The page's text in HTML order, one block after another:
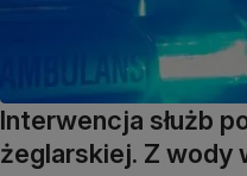
Interwencja służb
żeglarskiej. Z wody